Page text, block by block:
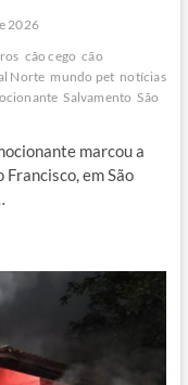
2026
cão cego cão
Norte mundo pet notícias
Salvamento São
marcou a
em São